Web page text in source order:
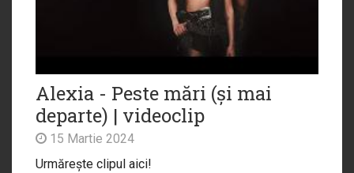
Alexia - Peste mări (și mai
departe) | videoclip
15 Martie 2024
Urmărește clipul aici!